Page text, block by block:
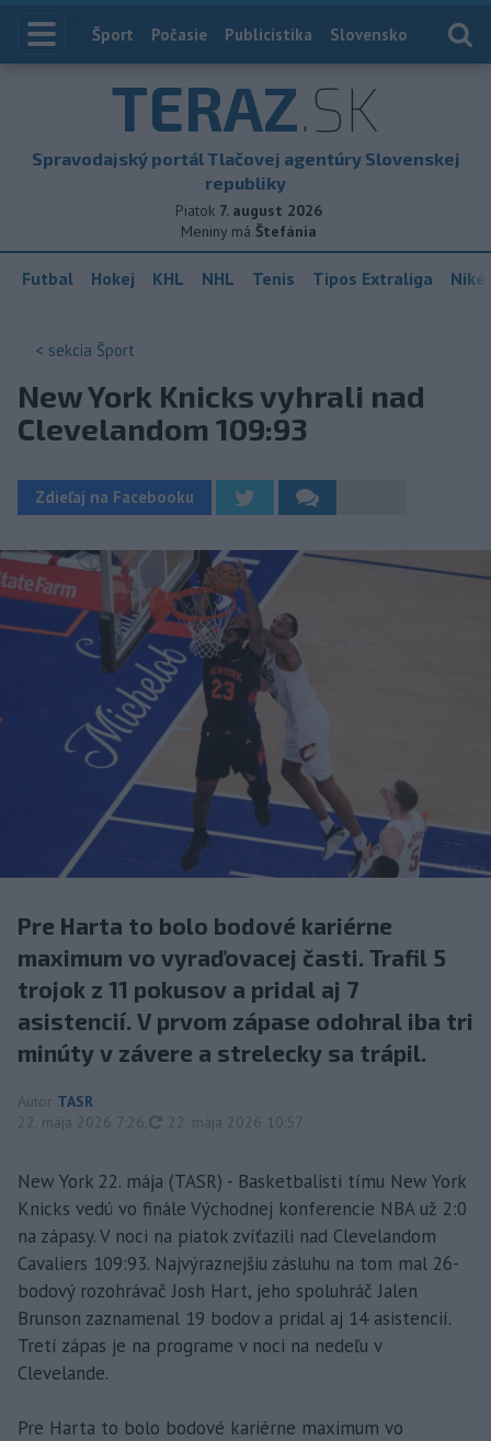
Index
Šport Počasie Publicistika Slovensko
TERAZ.SK
Spravodajský portál Tlačovej agentúry Slovenskej
republiky
Piatok 7. august 2026
Meniny má Štefánia
Futbal Hokej KHL NHL Tenis Tipos Extraliga
< sekcia Šport
New York Knicks vyhrali nad
Clevelandom 109:93
Zdieľaj na Facebooku
Pre Harta to bolo bodové kariérne
maximum vo vyraďovacej časti. Trafil 5
trojok z 11 pokusov a pridal aj 7
asistencií. V prvom zápase odohral iba tri
minúty v závere a strelecky sa trápil.
Autor TASR
22. mája 2026 7:26
aktualizované
22. mája 2026 10:57
New York 22. mája (TASR) - Basketbalisti tímu New York
Knicks vedú vo finále Východnej konferencie NBA už 2:0
na zápasy. V noci na piatok zvíťazili nad Clevelandom
Cavaliers 109:93. Najvýraznejšiu zásluhu na tom mal 26-
bodový rozohrávač Josh Hart, jeho spoluhráč Jalen
Brunson zaznamenal 19 bodov a pridal aj 14 asistencií.
Tretí zápas je na programe v noci na nedeľu v
Clevelande.
Pre Harta to bolo bodové kariérne maximum vo